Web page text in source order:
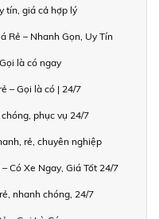
tín, giá cả hợp lý
Rẻ – Nhanh Gọn, Uy Tín
là có ngay
– Gọi là có | 24/7
phục vụ 24/7
rẻ, chuyên nghiệp
Có Xe Ngay, Giá Tốt 24/7
nhanh chóng, 24/7